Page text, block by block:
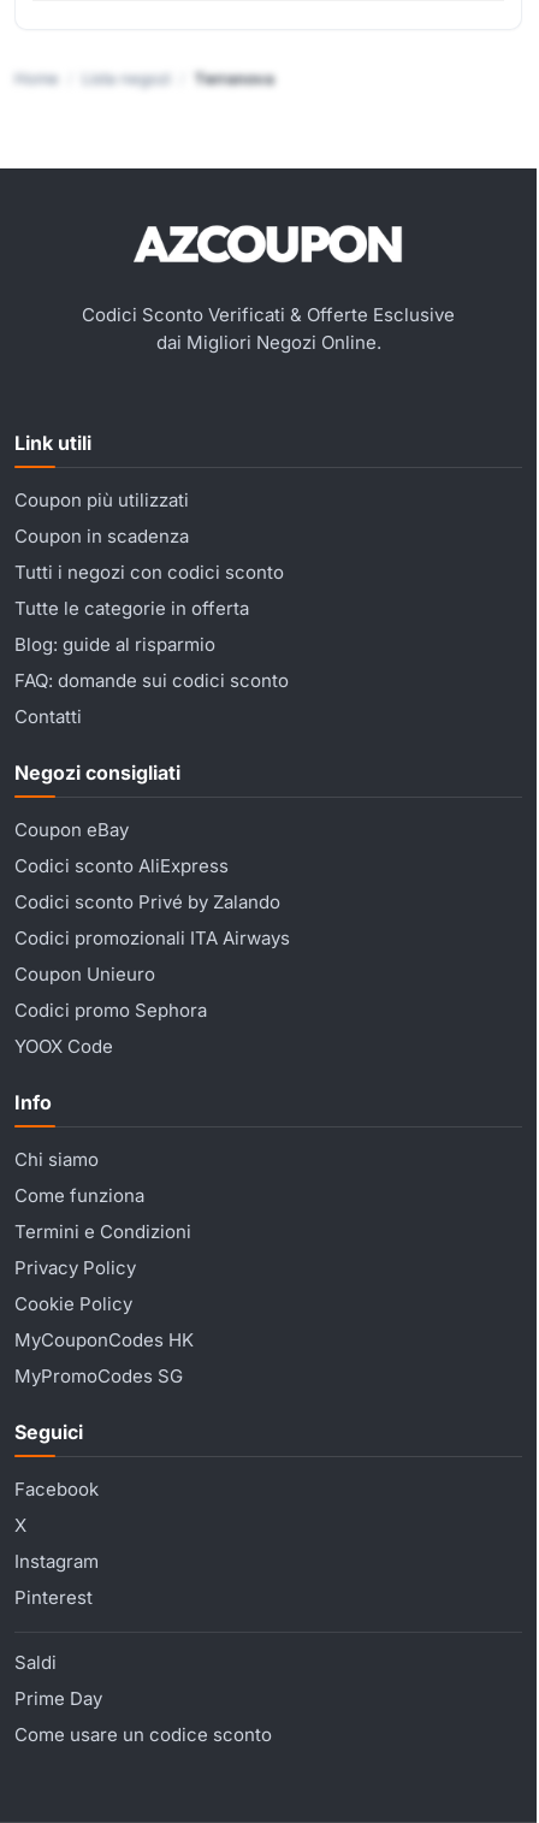
Home Lista negozi Terranova
Codici Sconto Verificati & Offerte Esclusive
dai Migliori Negozi Online.
Link utili
Coupon più utilizzati
Coupon in scadenza
Tutti i negozi con codici sconto
Tutte le categorie in offerta
Blog: guide al risparmio
FAQ: domande sui codici sconto
Contatti
Negozi consigliati
Coupon eBay
Codici sconto AliExpress
Codici sconto Privé by Zalando
Codici promozionali ITA Airways
Coupon Unieuro
Codici promo Sephora
YOOX Code
Info
Chi siamo
Come funziona
Termini e Condizioni
Privacy Policy
Cookie Policy
MyCouponCodes HK
MyPromoCodes SG
Seguici
Facebook
X
Instagram
Pinterest
Saldi
Prime Day
Come usare un codice sconto